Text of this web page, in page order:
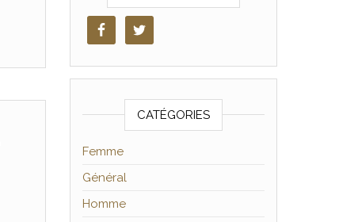
CATÉGORIES
Femme
Général
Homme